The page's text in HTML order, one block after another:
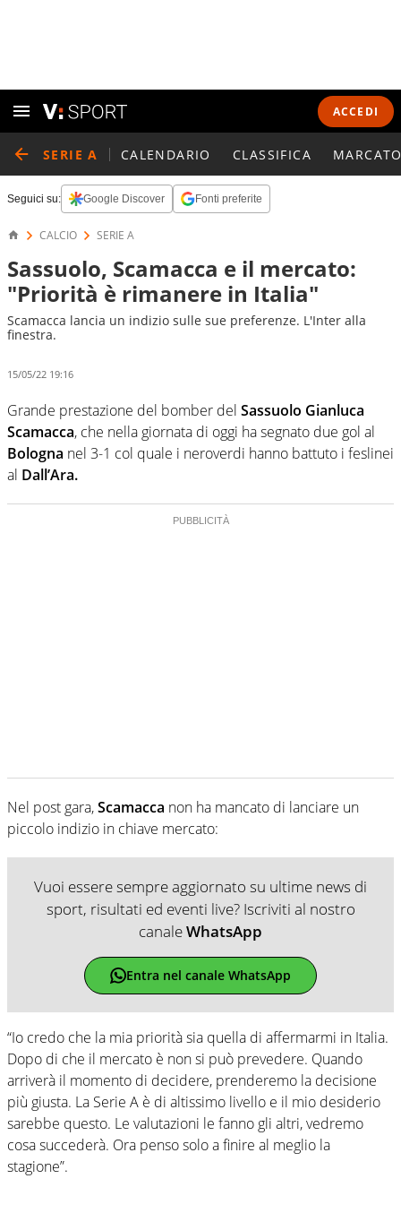
ACCEDI
SERIE A CALENDARIO CLASSIFICA
Seguici su: Google Discover Fonti preferite
CALCIO SERIE A
Sassuolo, Scamacca e il mercato:
"Priorità è rimanere in Italia"
Scamacca lancia un indizio sulle sue preferenze. L'Inter alla
finestra.
15/05/22 19:16
Grande prestazione del bomber del Sassuolo Gianluca
Scamacca, che nella giornata di oggi ha segnato due gol al
Bologna nel 3-1 col quale i neroverdi hanno battuto i feslinei
al Dall’Ara.
Nel post gara,Scamacca non ha mancato di lanciare un
piccolo indizio in chiave mercato:
Vuoi essere sempre aggiornato su ultime news di
sport, risultati ed eventi live? Iscriviti al nostro
canaleWhatsApp
Entra nel canale WhatsApp
“Io credo che la mia priorità sia quella di affermarmi in Italia.
Dopo di che il mercato è non si può prevedere. Quando
arriverà il momento di decidere, prenderemo la decisione
più giusta. La Serie A è di altissimo livello e il mio desiderio
sarebbe questo. Le valutazioni le fanno gli altri, vedremo
cosa succederà. Ora penso solo a finire al meglio la
stagione”.